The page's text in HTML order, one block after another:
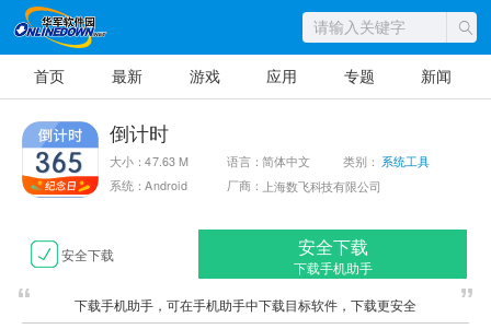
首页 最新 游戏 应用 专题 新闻
倒计时
大小：47.63 M 语言：简体中文 类别： 系统工具
系统：Android
厂商： 上海数飞科技有限公司
安全下载 安全下载
下载手机助手
下载手机助手，可在手机助手中下载目标软件，下载更安全